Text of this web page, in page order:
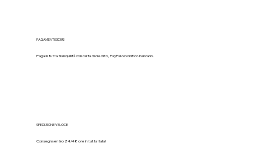
PAGAMENTI SICURI
Paga in tutta tranquillità con carta di credito, PayPal o bonifico bancario.
SPEDIZIONE VELOCE
Consegna entro 24/48 ore in tutta Italia!